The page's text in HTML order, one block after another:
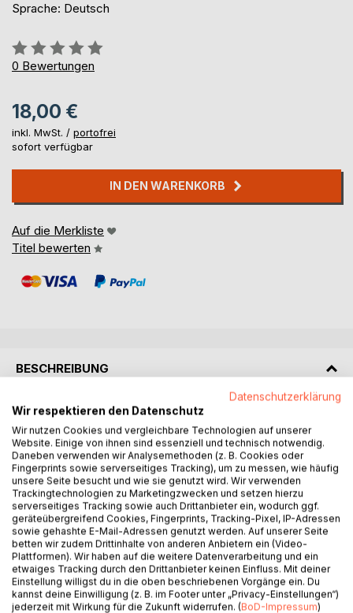
Sprache: Deutsch
Bewertung::
0%
0 Bewertungen
18,00 €
inkl. MwSt. / portofrei
sofort verfügbar
IN DEN WARENKORB
Auf die Merkliste
Titel bewerten
BESCHREIBUNG
"Poesie des blühenden Lebens" beschreibt hauptsächlich
schmerzvolle Erfahrungen, die anhand von Poesie
wiedergegeben werden. Schreiben kann heilen und helfen,
die eigenen Emotionen besser zu verstehen und Erlebnisse
zu verarbeiten. Dieses Buch soll Hoffnung für diejenigen
schenken, die sich mit ihren Gedanken oder Gefühlen allein
fühlen. Vor allem aber spiegelt die Poesie dieses Buches
Erfahrungen aus dem Leben wider, die andere vielleicht
ebenfalls erlebt haben.
AUTOR/IN
Datenschutzerklärung
Wir respektieren den Datenschutz
Wir nutzen Cookies und vergleichbare Technologien auf unserer
Website. Einige von ihnen sind essenziell und technisch notwendig.
Daneben verwenden wir Analysemethoden (z. B. Cookies oder
Fingerprints sowie serverseitiges Tracking), um zu messen, wie häufig
unsere Seite besucht und wie sie genutzt wird. Wir verwenden
Trackingtechnologien zu Marketingzwecken und setzen hierzu
serverseitiges Tracking sowie auch Drittanbieter ein, wodurch ggf.
geräteübergreifend Cookies, Fingerprints, Tracking-Pixel, IP-Adressen
sowie gehashte E-Mail-Adressen genutzt werden. Auf unserer Seite
betten wir zudem Drittinhalte von anderen Anbietern ein (Video-
Plattformen). Wir haben auf die weitere Datenverarbeitung und ein
etwaiges Tracking durch den Drittanbieter keinen Einfluss. Mit deiner
Einstellung willigst du in die oben beschriebenen Vorgänge ein. Du
kannst deine Einwilligung (z. B. im Footer unter „Privacy-Einstellungen“)
jederzeit mit Wirkung für die Zukunft widerrufen. (BoD-Impressum)